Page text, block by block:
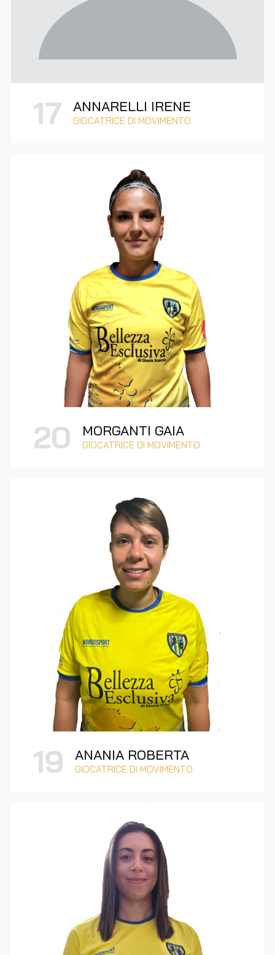
17 ANNARELLI IRENE
GIOCATRICE DI MOVIMENTO
20 MORGANTI GAIA
GIOCATRICE DI MOVIMENTO
19 ANANIA ROBERTA
GIOCATRICE DI MOVIMENTO